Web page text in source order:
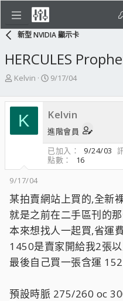
新型 NVIDIA 顯示卡
HERCULES
主
發
起
人
Kelvin
開
日
期
9/17/04
K Kelvin
進階會員
已加入
9/24/03
點數
16
9/17/04
某拍賣網站上買的,全新
就是之前在二手區刊的
本來想找人一起買,省運
1450是賣家開給我2張
最後自己買一張含運
預設時脈 275/260 oc